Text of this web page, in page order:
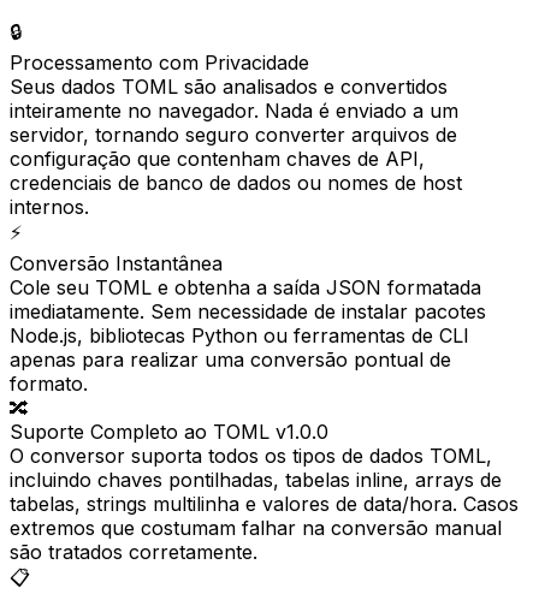
🔒
Processamento com Privacidade
Seus dados TOML são analisados e convertidos
inteiramente no navegador. Nada é enviado a um
servidor, tornando seguro converter arquivos de
configuração que contenham chaves de API,
credenciais de banco de dados ou nomes de host
internos.
⚡
Conversão Instantânea
Cole seu TOML e obtenha a saída JSON formatada
imediatamente. Sem necessidade de instalar pacotes
Node.js, bibliotecas Python ou ferramentas de CLI
apenas para realizar uma conversão pontual de
formato.
🔀
Suporte Completo ao TOML v1.0.0
O conversor suporta todos os tipos de dados TOML,
incluindo chaves pontilhadas, tabelas inline, arrays de
tabelas, strings multilinha e valores de data/hora. Casos
extremos que costumam falhar na conversão manual
são tratados corretamente.
📋